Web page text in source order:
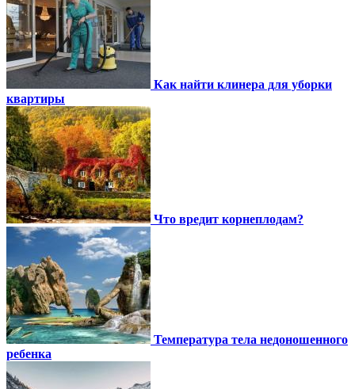
Как найти клинера для уборки
квартиры
Что вредит корнеплодам?
Температура тела недоношенного
ребенка